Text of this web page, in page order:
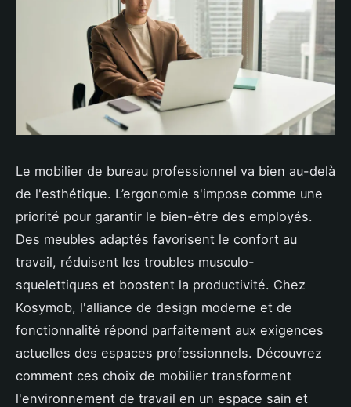
Le mobilier de bureau professionnel va bien au-delà
de l'esthétique. L’ergonomie s'impose comme une
priorité pour garantir le bien-être des employés.
Des meubles adaptés favorisent le confort au
travail, réduisent les troubles musculo-
squelettiques et boostent la productivité. Chez
Kosymob, l'alliance de design moderne et de
fonctionnalité répond parfaitement aux exigences
actuelles des espaces professionnels. Découvrez
comment ces choix de mobilier transforment
l'environnement de travail en un espace sain et